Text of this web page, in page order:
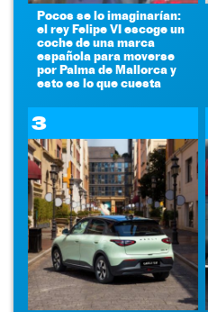
Pocos se lo imaginarían:
el rey Felipe VI escoge un
coche de una marca
española para moverse
por Palma de Mallorca y
esto es lo que cuesta
3